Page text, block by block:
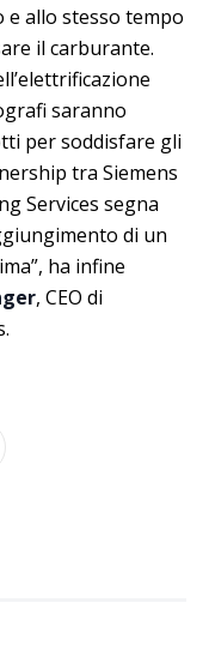
allo stesso tempo
il carburante.
saranno
per soddisfare gli
tra Siemens
Services segna
di un
ha infine
, CEO di